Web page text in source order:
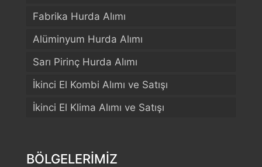
Fabrika Hurda Alımı
Alüminyum Hurda Alımı
Sarı Pirinç Hurda Alımı
İkinci El Kombi Alımı ve Satışı
İkinci El Klima Alımı ve Satışı
BÖLGELERİMİZ